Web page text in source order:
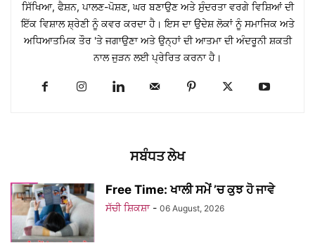
ਸਿੱਖਿਆ, ਫੈਸ਼ਨ, ਪਾਲਣ-ਪੋਸ਼ਣ, ਘਰ ਬਣਾਉਣ ਅਤੇ ਸੁੰਦਰਤਾ ਵਰਗੇ ਵਿਸ਼ਿਆਂ ਦੀ
ਇੱਕ ਵਿਸ਼ਾਲ ਸ਼੍ਰੇਣੀ ਨੂੰ ਕਵਰ ਕਰਦਾ ਹੈ। ਇਸ ਦਾ ਉਦੇਸ਼ ਲੋਕਾਂ ਨੂੰ ਸਮਾਜਿਕ ਅਤੇ
ਅਧਿਆਤਮਿਕ ਤੌਰ 'ਤੇ ਜਗਾਉਣਾ ਅਤੇ ਉਨ੍ਹਾਂ ਦੀ ਆਤਮਾ ਦੀ ਅੰਦਰੂਨੀ ਸ਼ਕਤੀ
ਨਾਲ ਜੁੜਨ ਲਈ ਪ੍ਰੇਰਿਤ ਕਰਨਾ ਹੈ।
ਸਬੰਧਤ ਲੇਖ
Free Time: ਖਾਲੀ ਸਮੇਂ ’ਚ ਕੁਝ ਹੋ ਜਾਵੇ
ਸੱਚੀ ਸ਼ਿਕਸ਼ਾ - 06 August, 2026